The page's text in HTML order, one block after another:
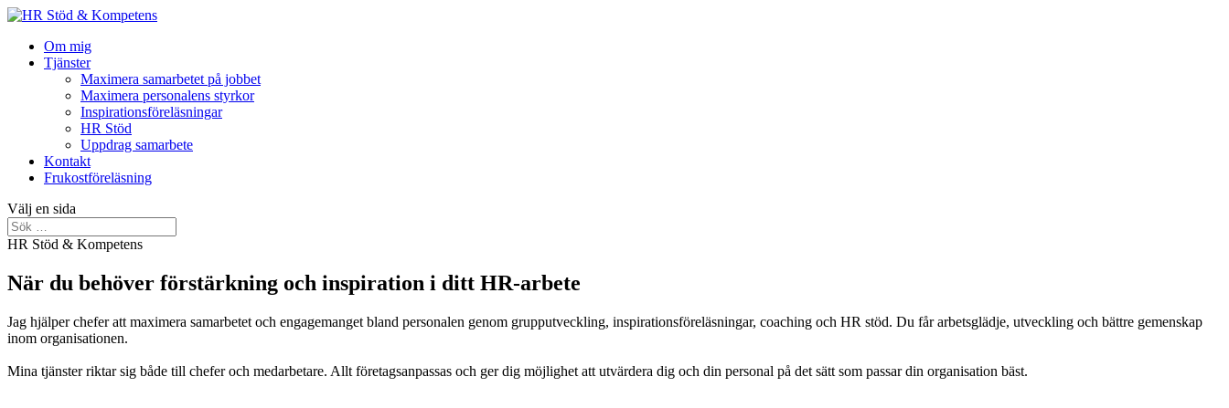
Om mig
Tjänster
Maximera samarbetet på jobbet
Maximera personalens styrkor
Inspirationsföreläsningar
HR Stöd
Uppdrag samarbete
Kontakt
Frukostföreläsning
Välj en sida
HR Stöd & Kompetens
När du behöver förstärkning och inspiration i ditt HR-arbete
Jag hjälper chefer att maximera samarbetet och engagemanget bland personalen genom grupputveckling, inspirationsföreläsningar, coaching och HR stöd. Du får arbetsglädje, utveckling och bättre gemenskap
inom organisationen.
Mina tjänster riktar sig både till chefer och medarbetare. Allt företagsanpassas och ger dig möjlighet att utvärdera dig och din personal på det sätt som passar din organisation bäst.